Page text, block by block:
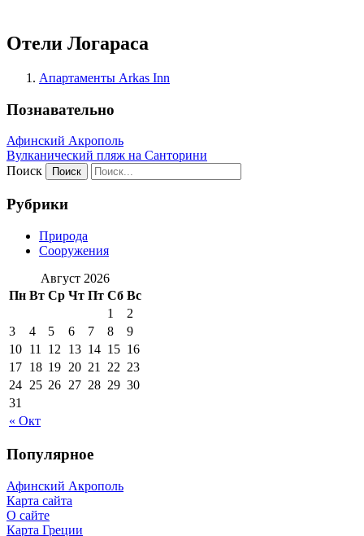
Отели Логараса
Апартаменты Arkas Inn
Познавательно
Афинский Акрополь
Вулканический пляж на Санторини
Поиск
Рубрики
Природа
Сооружения
Август 2026
Пн Вт Ср Чт Пт Сб Вс
« Окт
1
2
3
4 5 6 7 8
9
10 11 12 13 14 15 16
17 18 19 20 21 22 23
24 25 26 27 28 29 30
31
Популярное
Афинский Акрополь
Карта сайта
О сайте
Карта Греции